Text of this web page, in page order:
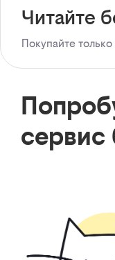
Читайте
Покупайте
сервис